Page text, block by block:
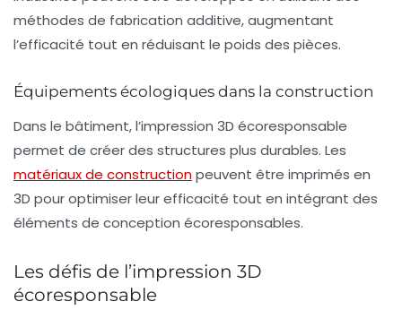
méthodes de fabrication additive, augmentant
l’efficacité tout en réduisant le poids des pièces.
Équipements écologiques dans la construction
Dans le bâtiment, l’impression 3D écoresponsable
permet de créer des structures plus durables. Les
matériaux de constructionpeuvent être imprimés en
3D pour optimiser leur efficacité tout en intégrant des
éléments de conception écoresponsables.
Les défis de l’impression 3D
écoresponsable